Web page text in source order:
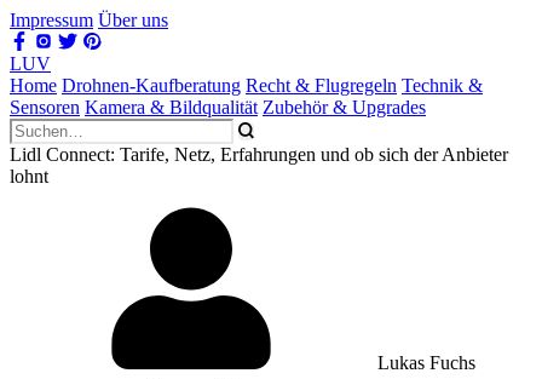
Impressum Über uns
LUV
Home Drohnen-Kaufberatung Recht & Flugregeln Technik &
Sensoren Kamera & Bildqualität Zubehör & Upgrades
Lidl Connect: Tarife, Netz, Erfahrungen und ob sich der Anbieter
lohnt
Lukas Fuchs